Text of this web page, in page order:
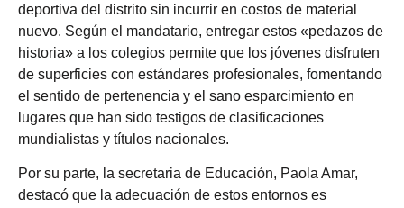
deportiva del distrito sin incurrir en costos de material
nuevo. Según el mandatario, entregar estos «pedazos de
historia» a los colegios permite que los jóvenes disfruten
de superficies con estándares profesionales, fomentando
el sentido de pertenencia y el sano esparcimiento en
lugares que han sido testigos de clasificaciones
mundialistas y títulos nacionales.
Por su parte, la secretaria de Educación, Paola Amar,
destacó que la adecuación de estos entornos es